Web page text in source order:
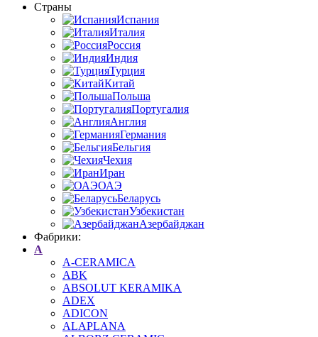
Страны
Испания
Италия
Россия
Индия
Турция
Китай
Польша
Португалия
Англия
Германия
Бельгия
Чехия
Иран
ОАЭ
Беларусь
Узбекистан
Азербайджан
Фабрики:
A
A-CERAMICA
ABK
ABSOLUT KERAMIKA
ADEX
ADICON
ALAPLANA